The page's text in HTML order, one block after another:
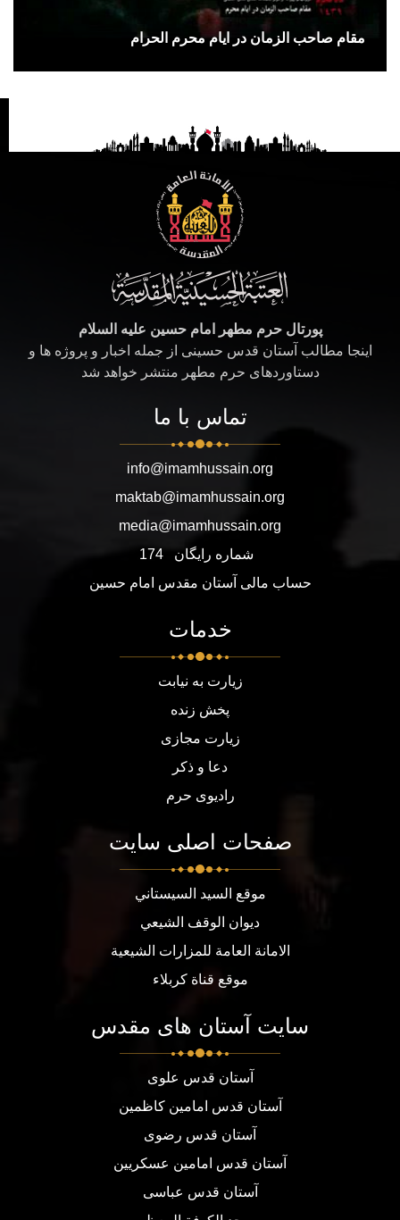
مقام صاحب الزمان در ایام محرم الحرام
پورتال حرم مطهر امام حسین علیه السلام
اینجا مطالب آستان قدس حسینی از جمله اخبار و پروژه ها و
دستاوردهای حرم مطهر منتشر خواهد شد
تماس با ما
info@imamhussain.org
maktab@imamhussain.org
media@imamhussain.org
شماره رایگان
174
حساب مالی آستان مقدس امام حسین
خدمات
زیارت به نیابت
پخش زنده
زیارت مجازی
دعا و ذکر
رادیوی حرم
صفحات اصلی سایت
موقع السيد السيستاني
ديوان الوقف الشيعي
الامانة العامة للمزارات الشيعية
موقع قناة كربلاء
سایت آستان های مقدس
آستان قدس علوی
آستان قدس امامین کاظمین
آستان قدس رضوی
آستان قدس امامین عسکریین
آستان قدس عباسی